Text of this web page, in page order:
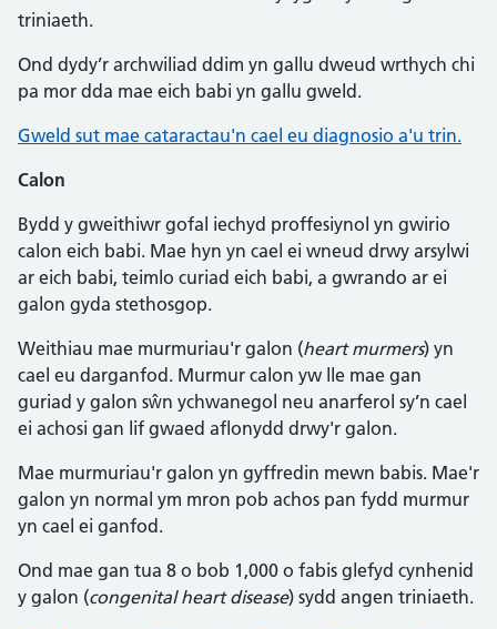
triniaeth.
Ond dydy’r archwiliad ddim yn gallu dweud wrthych chi
pa mor dda mae eich babi yn gallu gweld.
Gweld sut mae cataractau'n cael eu diagnosio a'u trin.
Calon
Bydd y gweithiwr gofal iechyd proffesiynol yn gwirio
calon eich babi. Mae hyn yn cael ei wneud drwy arsylwi
ar eich babi, teimlo curiad eich babi, a gwrando ar ei
galon gyda stethosgop.
Weithiau mae murmuriau'r galon (heart murmers) yn
cael eu darganfod. Murmur calon yw lle mae gan
guriad y galon sŵn ychwanegol neu anarferol sy’n cael
ei achosi gan lif gwaed aflonydd drwy'r galon.
Mae murmuriau'r galon yn gyffredin mewn babis. Mae'r
galon yn normal ym mron pob achos pan fydd murmur
yn cael ei ganfod.
Ond mae gan tua 8 o bob 1,000 o fabis glefyd cynhenid
y galon (congenital heart disease) sydd angen triniaeth.